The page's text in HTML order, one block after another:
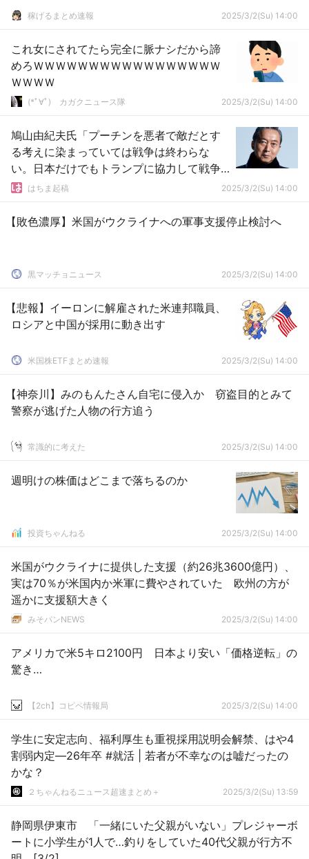
稼げるまとめ速報 2025/3/2(Su) 14:00
これ女にされてたら完全に脈ナシだから諦
めろＷＷＷＷＷＷＷＷＷＷＷＷＷＷＷＷＷ
ＷＷＷＷ
(*ﾟ∀ﾟ)ゞカガクニュース隊 2025/3/2(Su) 14:00
鳩山由紀夫氏「プーチンを悪者で敵だとす
る考えに染まっていては戦争は終わらな
い。日本だけでもトランプに協力して戦争
を止めたらどうだ」
はちま起稿 2025/3/2(Su) 14:00
【敗色濃厚】米国がウクライナへの軍事支援停止検討へ
黒マッチョニュース 2025/3/2(Su) 14:00
【悲報】イーロンに解雇された米連邦職員、
ロシアと中国が採用に動き出す
米国株ETFまとめ速報 2025/3/2(Su) 14:00
【神奈川】みのもんたさん自宅に侵入か 窃盗目的とみて
警察が逃げた人物の行方追う
常識的に考えた 2025/3/2(Su) 14:00
週明けの株価はどこまで落ちるのか
投資ちゃんねる 2025/3/2(Su) 14:00
米国がウクライナに提供した支援（約26兆3600億円）、
実は70％が米国内か米軍に費やされていた 欧州の方が
遥かに支援額大きく
みそパンNEWS 2025/3/2(Su) 14:00
アメリカで米5キロ2100円 日本より安い「価格逆転」の
驚き…
【2ch】コピペ情報局 2025/3/2(Su) 14:00
学生に安定志向、福利厚生も重視採用説明会解禁、はや4
割弱内定―26年卒 #就活 | 若者が不幸なのは嘘だったの
かな？
２ちゃんねるニュース超速まとめ＋ 2025/3/2(Su) 13:59
静岡県伊東市 「一緒にいた父親がいない」プレジャーボ
ートに小学生が1人で…釣りをしていた40代父親が行方不